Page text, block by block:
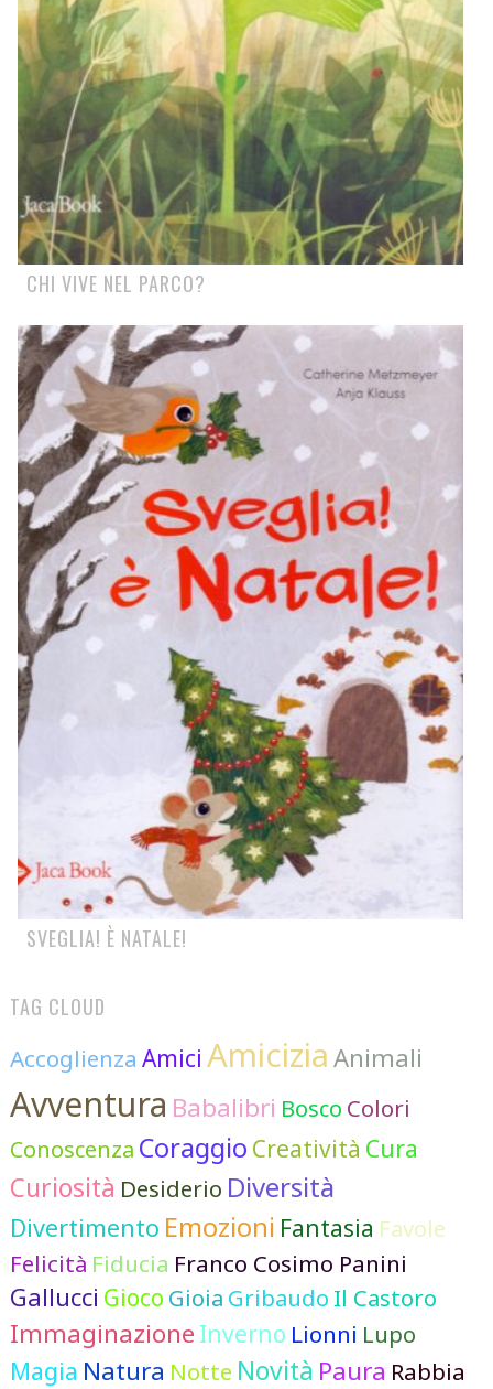
CHI VIVE NEL PARCO?
SVEGLIA! È NATALE!
TAG CLOUD
Accoglienza Amici Amicizia Animali
Avventura Babalibri Bosco Colori
Conoscenza Coraggio Creatività Cura
Curiosità Desiderio Diversità
Divertimento Emozioni Fantasia Favole
Felicità Fiducia Franco Cosimo Panini
Gallucci Gioco Gioia Gribaudo Il Castoro
Immaginazione Inverno Lionni Lupo
Magia Natura Notte Novità Paura Rabbia